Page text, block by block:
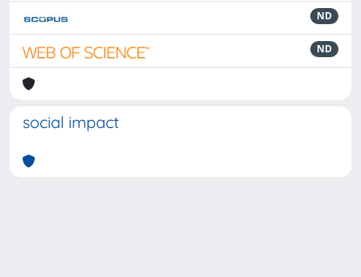
ND
ND
social impact